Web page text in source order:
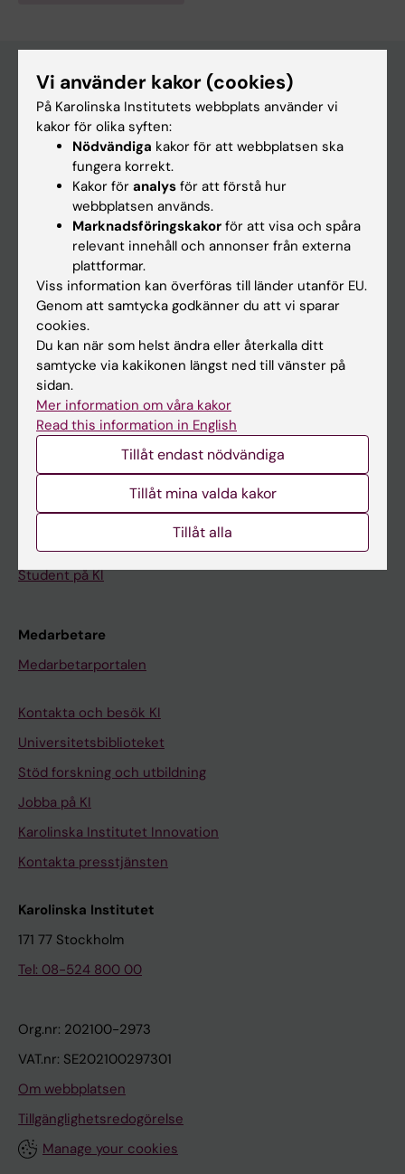
Huvudmeny
Utbildning
Forskarutbildning
Forskning
På gång
Nyheter
Kalender
Student
Ladok
Studentmejlen
Kurs- och programwebbar
Student på KI
Medarbetare
Medarbetarportalen
Kontakta och besök KI
Universitetsbiblioteket
Stöd forskning och utbildning
Jobba på KI
Karolinska Institutet Innovation
Kontakta presstjänsten
Karolinska Institutet
171 77 Stockholm
Tel: 08-524 800 00
Org.nr: 202100-2973
VAT.nr: SE202100297301
Om webbplatsen
Tillgänglighetsredogörelse
Manage your cookies
Vi använder kakor (cookies)
På Karolinska Institutets webbplats använder vi
kakor för olika syften:
Nödvändiga kakor för att webbplatsen ska
fungera korrekt.
Kakor för analys för att förstå hur
webbplatsen används.
Marknadsföringskakor för att visa och spåra
relevant innehåll och annonser från externa
plattformar.
Viss information kan överföras till länder utanför EU.
Genom att samtycka godkänner du att vi sparar
cookies.
Du kan när som helst ändra eller återkalla ditt
samtycke via kakikonen längst ned till vänster på
sidan.
Mer information om våra kakor
Read this information in English
Tillåt endast nödvändiga
Tillåt mina valda kakor
Tillåt alla